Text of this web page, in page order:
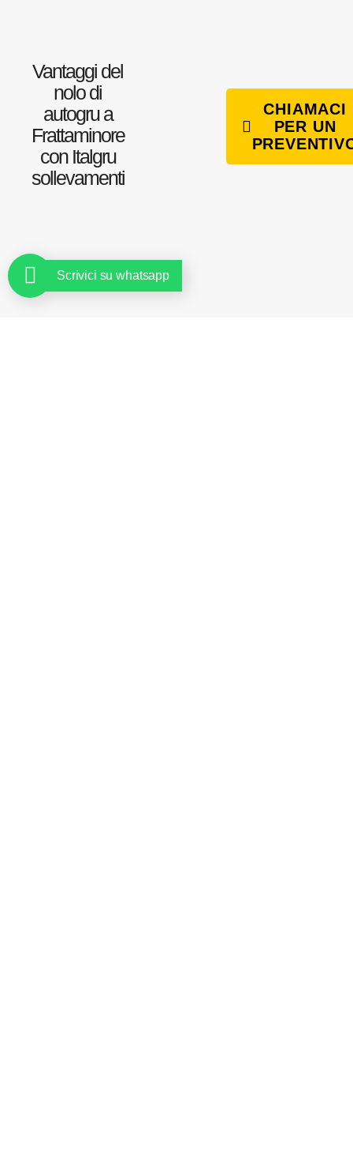
Vantaggi del
nolo di
autogru a
Frattaminore
con Italgru
sollevamenti
CHIAMACI
PER UN
Scrivici su whatsapp